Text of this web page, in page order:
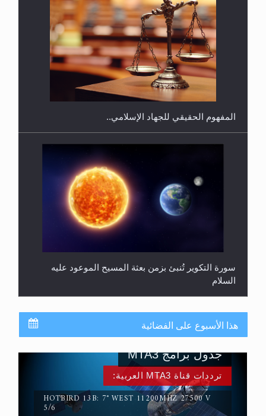
هل يجوز فتح مشروع كوافير نسائي للمحجبات وغير
المحجبات؟
المفهوم الحقيقي للجهاد الإسلامي..
سورة التكوير تُنبئ بزمن بعثة المسيح الموعود عليه
السلام
هذا الأسبوع على الفضائية
ترددات قناة MTA3 العربية:
HOTBIRD 13B: 7° WEST 11200MHZ 27500 V
5/6
جدول برامج MTA3